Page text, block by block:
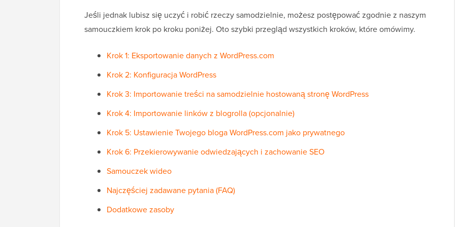
Jeśli jednak lubisz się uczyć i robić rzeczy samodzielnie, możesz postępować zgodnie z naszym
samouczkiem krok po kroku poniżej. Oto szybki przegląd wszystkich kroków, które omówimy.
Krok 1: Eksportowanie danych z WordPress.com
Krok 2: Konfiguracja WordPress
Krok 3: Importowanie treści na samodzielnie hostowaną stronę WordPress
Krok 4: Importowanie linków z blogrolla (opcjonalnie)
Krok 5: Ustawienie Twojego bloga WordPress.com jako prywatnego
Krok 6: Przekierowywanie odwiedzających i zachowanie SEO
Samouczek wideo
Najczęściej zadawane pytania (FAQ)
Dodatkowe zasoby